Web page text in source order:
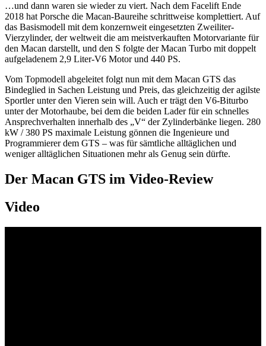
…und dann waren sie wieder zu viert. Nach dem Facelift Ende
2018 hat Porsche die Macan-Baureihe schrittweise komplettiert. Auf
das Basismodell mit dem konzernweit eingesetzten Zweiliter-
Vierzylinder, der weltweit die am meistverkauften Motorvariante für
den Macan darstellt, und den S folgte der Macan Turbo mit doppelt
aufgeladenem 2,9 Liter-V6 Motor und 440 PS.
Vom Topmodell abgeleitet folgt nun mit dem Macan GTS das
Bindeglied in Sachen Leistung und Preis, das gleichzeitig der agilste
Sportler unter den Vieren sein will. Auch er trägt den V6-Biturbo
unter der Motorhaube, bei dem die beiden Lader für ein schnelles
Ansprechverhalten innerhalb des „V“ der Zylinderbänke liegen. 280
kW / 380 PS maximale Leistung gönnen die Ingenieure und
Programmierer dem GTS – was für sämtliche alltäglichen und
weniger alltäglichen Situationen mehr als Genug sein dürfte.
Der Macan GTS im Video-Review
Video